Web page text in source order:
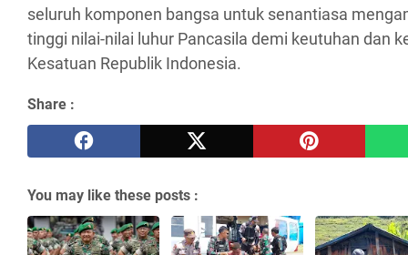
seluruh komponen bangsa untuk senantiasa
tinggi nilai-nilai luhur Pancasila demi keutuhan dan
Kesatuan Republik Indonesia.
Share :
You may like these posts :